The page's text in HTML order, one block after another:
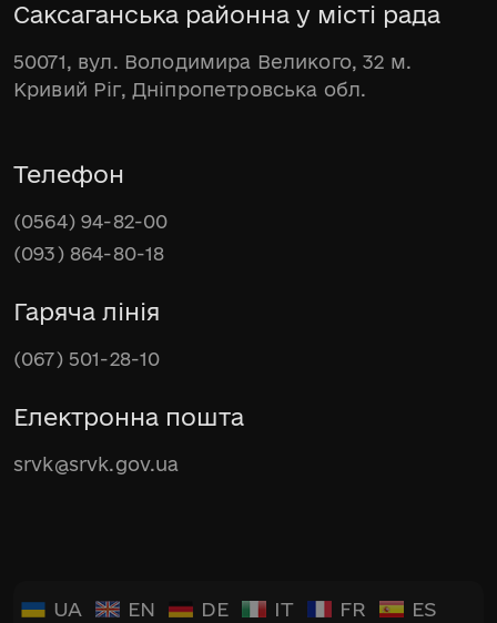
Саксаганська районна у місті рада
50071, вул. Володимира Великого, 32 м.
Кривий Ріг, Дніпропетровська обл.
Телефон
(0564) 94-82-00
(093) 864-80-18
Гаряча лінія
(067) 501-28-10
Електронна пошта
srvk@srvk.gov.ua
UA EN DE IT FR ES